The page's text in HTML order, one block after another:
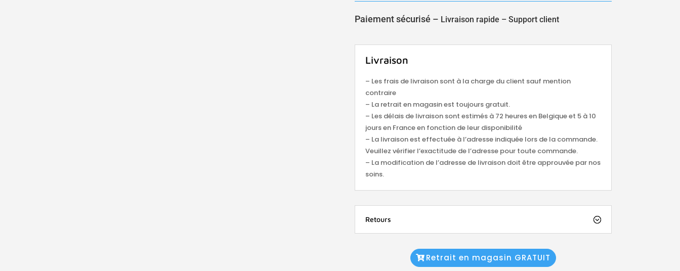
Paiement sécurisé – Livraison rapide –Support client
Livraison
– Les frais de livraison sont à la charge du client sauf mention
contraire
– La retrait en magasin est toujours gratuit.
– Les délais de livraison sont estimés à 72 heures en Belgique et 5 à 10
jours en France en fonction de leur disponibilité
– La livraison est effectuée à l’adresse indiquée lors de la commande.
Veuillez vérifier l’exactitude de l’adresse pour toute commande.
– La modification de l’adresse de livraison doit être approuvée par nos
soins.
Retours
Retrait en magasin GRATUIT